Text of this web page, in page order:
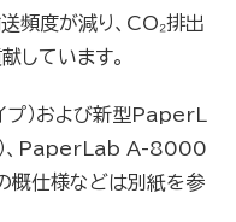
頻度が減り、CO₂排出
しています。
）および新型PaperL
）、PaperLab A-8000
の概仕様などは別紙を参